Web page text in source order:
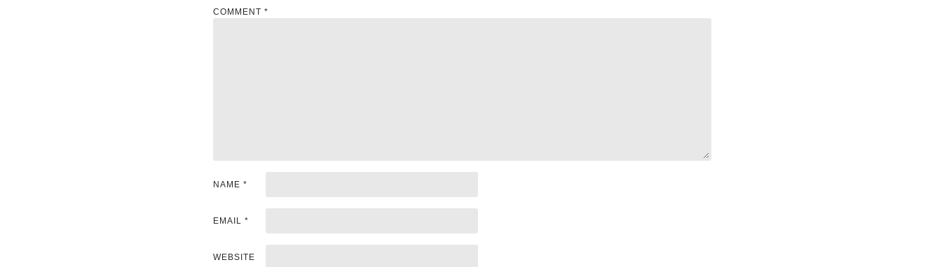
i
COMMENT *
NAME *
EMAIL *
WEBSITE